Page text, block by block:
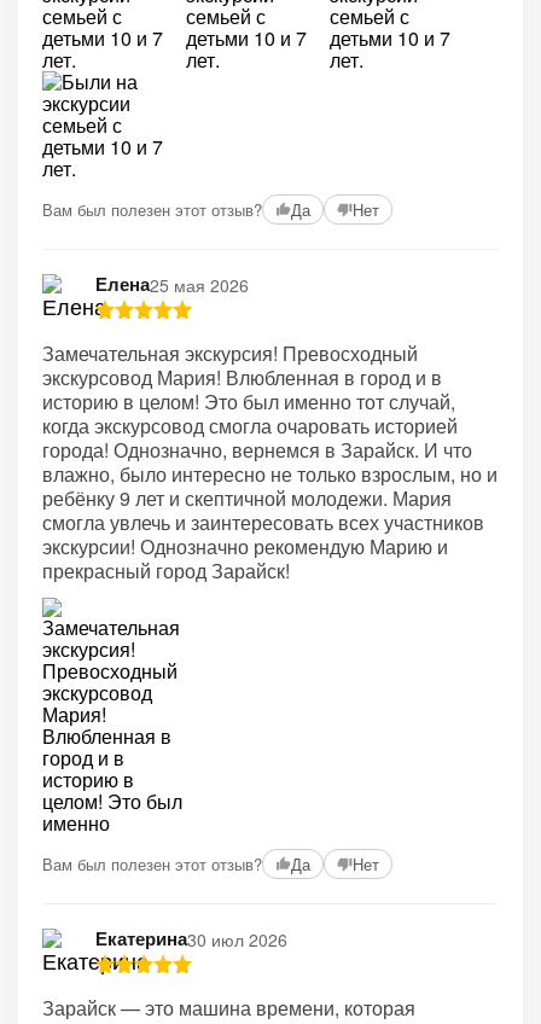
Вам был полезен этот отзыв? Да Нет
Елена25 мая 2026
Замечательная экскурсия! Превосходный
экскурсовод Мария! Влюбленная в город и в
историю в целом! Это был именно тот случай,
когда экскурсовод смогла очаровать историей
города! Однозначно, вернемся в Зарайск. И что
влажно, было интересно не только взрослым, но и
ребёнку 9 лет и скептичной молодежи. Мария
смогла увлечь и заинтересовать всех участников
экскурсии! Однозначно рекомендую Марию и
прекрасный город Зарайск!
Вам был полезен этот отзыв? Да Нет
Екатерина30 июл 2026
Зарайск — это машина времени, которая